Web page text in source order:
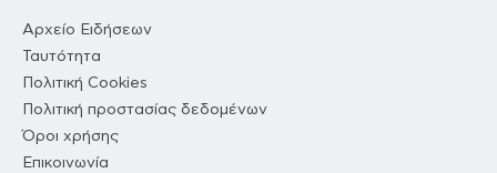
Αρχείο Ειδήσεων
Ταυτότητα
Πολιτική Cookies
Πολιτική προστασίας δεδομένων
Όροι χρήσης
Επικοινωνία